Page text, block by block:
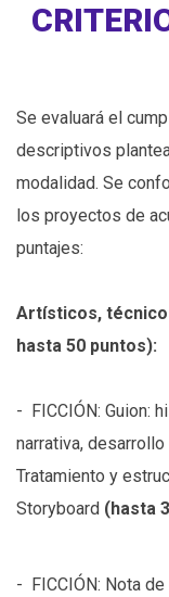
Se evaluará el
descriptivos
modalidad. Se
los proyectos de
puntajes:
Artísticos,
hasta 50 puntos):
- FICCIÓN: Guion:
narrativa, desarrollo
Tratamiento y
Storyboard (hasta
- FICCIÓN: Nota